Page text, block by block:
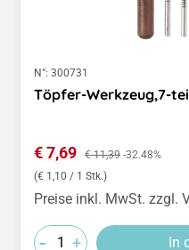
N°: 300731
Töpfer-Werkzeug,7-
Verkaufspreis:
€ 7,69 Regulärer Preis:
€ 11,39 -32.48%
(€ 1,10 / 1 Stk.)
Preise inkl. MwSt. zzgl.
- + In